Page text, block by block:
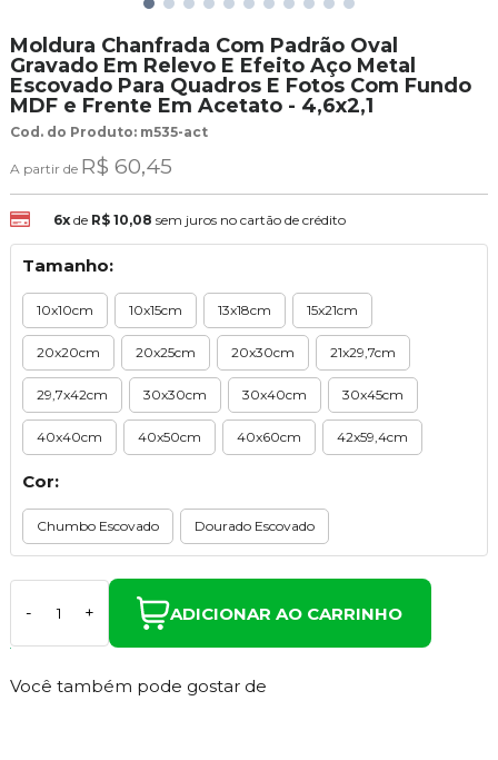
Moldura Chanfrada Com Padrão Oval
Gravado Em Relevo E Efeito Aço Metal
Escovado Para Quadros E Fotos Com Fundo
MDF e Frente Em Acetato - 4,6x2,1
Cod. do Produto: m535-act
A partir de R$ 60,45
6xde R$ 10,08 sem juros no cartão de crédito
Tamanho:
10x10cm 10x15cm 13x18cm 15x21cm
20x20cm 20x25cm 20x30cm 21x29,7cm
29,7x42cm 30x30cm 30x40cm 30x45cm
40x40cm 40x50cm 40x60cm 42x59,4cm
Cor:
Chumbo Escovado Dourado Escovado
- + ADICIONAR AO CARRINHO
Você também pode gostar de